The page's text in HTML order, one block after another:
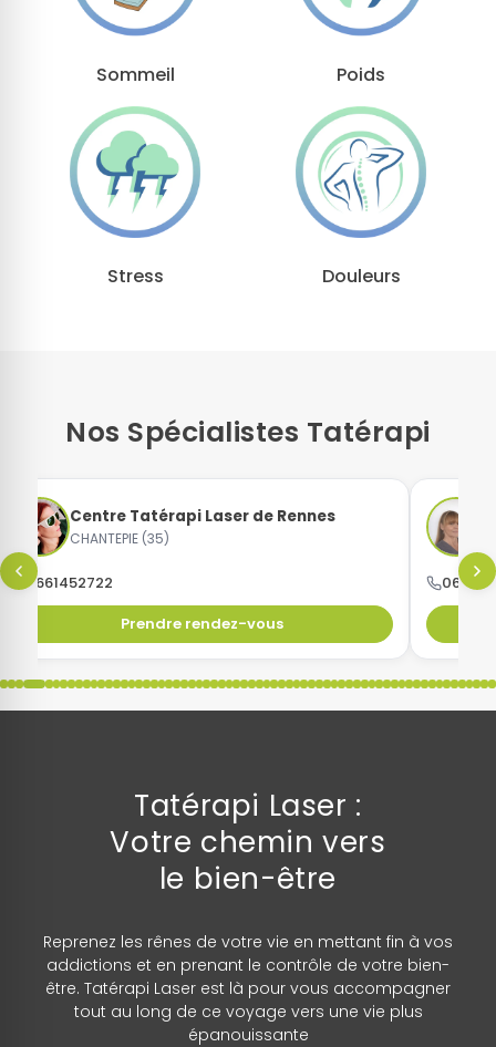
Sommeil Poids
Stress Douleurs
Nos Spécialistes Tatérapi
Centre Tatérapi Laser de Rennes
CHANTEPIE (35)
0661452722
Prendre rendez-vous
Tatérapi Laser :
Votre chemin vers
le bien-être
Reprenez les rênes de votre vie en mettant fin à vos
addictions et en prenant le contrôle de votre bien-
être. Tatérapi Laser est là pour vous accompagner
tout au long de ce voyage vers une vie plus
épanouissante